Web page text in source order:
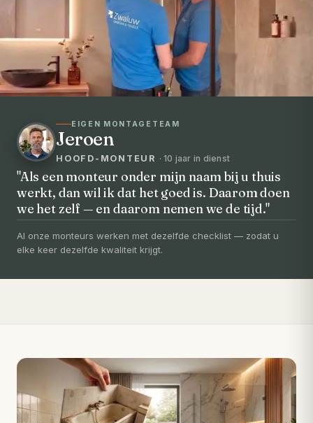
EIGEN MONTAGETEAM
Jeroen
HOOFD-MONTEUR · 10 jaar in dienst
"Als een monteur onder mijn naam bij u thuis
werkt, dan wil ik dat het goed is. Daarom doen
we het zelf — en daarom nemen we de tijd."
Al onze monteurs werken met dezelfde checklist — zodat u
elke keer dezelfde kwaliteit krijgt.
VOORHEEN → NA
Uw badkamer, volledig vernieuwd in
3-5 dagen
levertijd van slechts 4 weken.